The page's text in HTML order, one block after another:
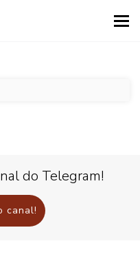
do Telegram!
canal!